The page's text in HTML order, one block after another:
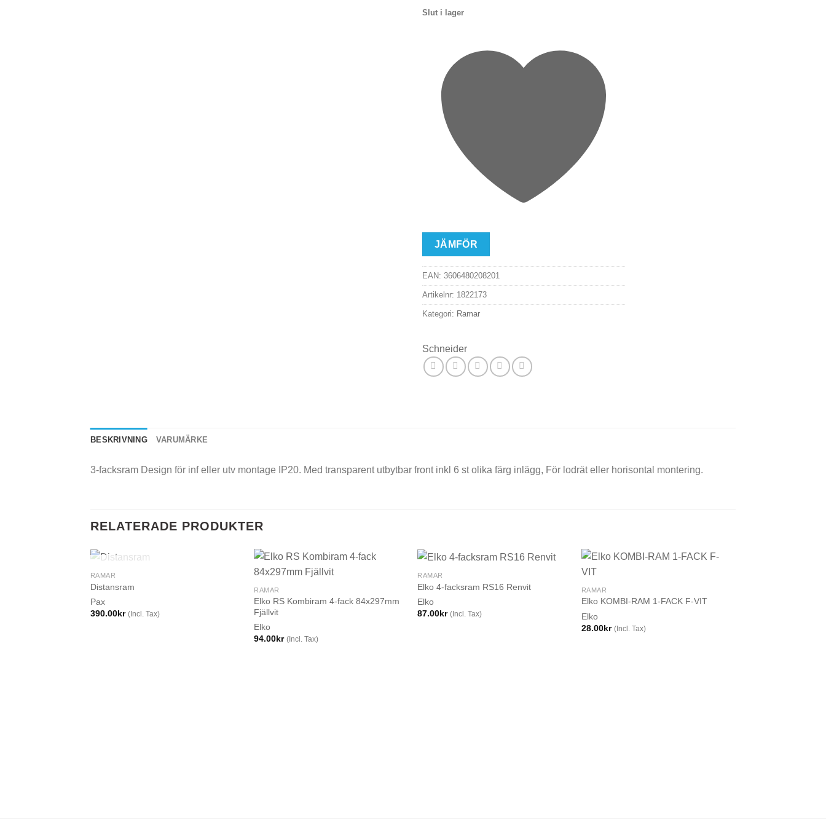
Slut i lager
JÄMFÖR
EAN: 3606480208201
Artikelnr: 1822173
Kategori: Ramar
Schneider
BESKRIVNING VARUMÄRKE
3-facksram Design för inf eller utv montage IP20. Med transparent utbytbar front inkl 6 st olika färg inlägg, För lodrät eller horisontal montering.
RELATERADE PRODUKTER
RAMAR
Distansram
Pax
390.00kr (Incl. Tax)
RAMAR
Elko RS Kombiram 4-fack 84x297mm
Fjällvit
Elko
94.00kr (Incl. Tax)
RAMAR
Elko 4-facksram RS16 Renvit
Elko
87.00kr (Incl. Tax)
RAMAR
Elko KOMBI-RAM 1-FACK F-VIT
Elko
28.00kr (Incl. Tax)